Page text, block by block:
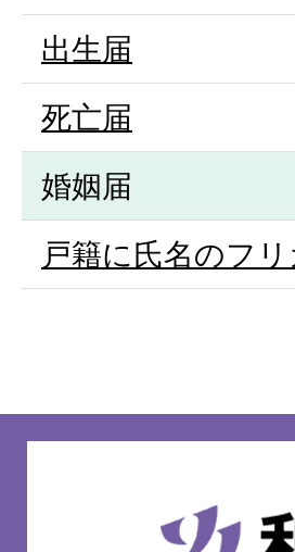
出生届
死亡届
婚姻届
戸籍に氏名のフ
和